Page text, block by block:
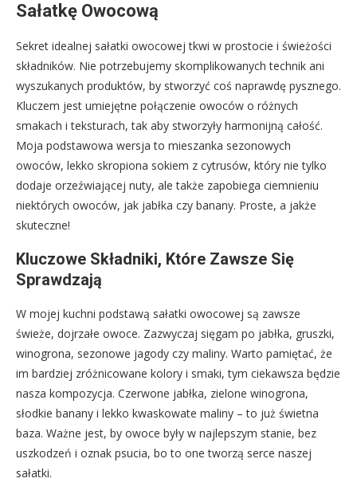
Sałatkę Owocową
Sekret idealnej sałatki owocowej tkwi w prostocie i świeżości
składników. Nie potrzebujemy skomplikowanych technik ani
wyszukanych produktów, by stworzyć coś naprawdę pysznego.
Kluczem jest umiejętne połączenie owoców o różnych
smakach i teksturach, tak aby stworzyły harmonijną całość.
Moja podstawowa wersja to mieszanka sezonowych
owoców, lekko skropiona sokiem z cytrusów, który nie tylko
dodaje orzeźwiającej nuty, ale także zapobiega ciemnieniu
niektórych owoców, jak jabłka czy banany. Proste, a jakże
skuteczne!
Kluczowe Składniki, Które Zawsze Się
Sprawdzają
W mojej kuchni podstawą sałatki owocowej są zawsze
świeże, dojrzałe owoce. Zazwyczaj sięgam po jabłka, gruszki,
winogrona, sezonowe jagody czy maliny. Warto pamiętać, że
im bardziej zróżnicowane kolory i smaki, tym ciekawsza będzie
nasza kompozycja. Czerwone jabłka, zielone winogrona,
słodkie banany i lekko kwaskowate maliny – to już świetna
baza. Ważne jest, by owoce były w najlepszym stanie, bez
uszkodzeń i oznak psucia, bo to one tworzą serce naszej
sałatki.